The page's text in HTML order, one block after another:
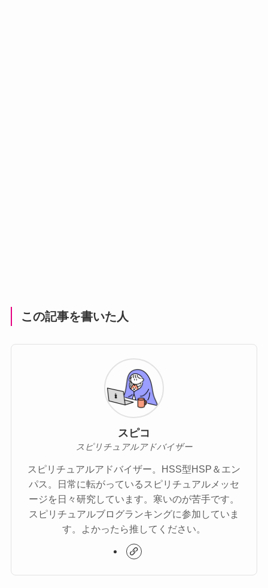
この記事を書いた人
スピコ
スピリチュアルアドバイザー
スピリチュアルアドバイザー。HSS型HSP＆エン
パス。日常に転がっているスピリチュアルメッセ
ージを日々研究しています。寒いのが苦手です。
スピリチュアルブログランキングに参加していま
す。よかったら推してください。